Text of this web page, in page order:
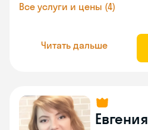
Все услуги и цены (4)
Читать дальше
Евгения